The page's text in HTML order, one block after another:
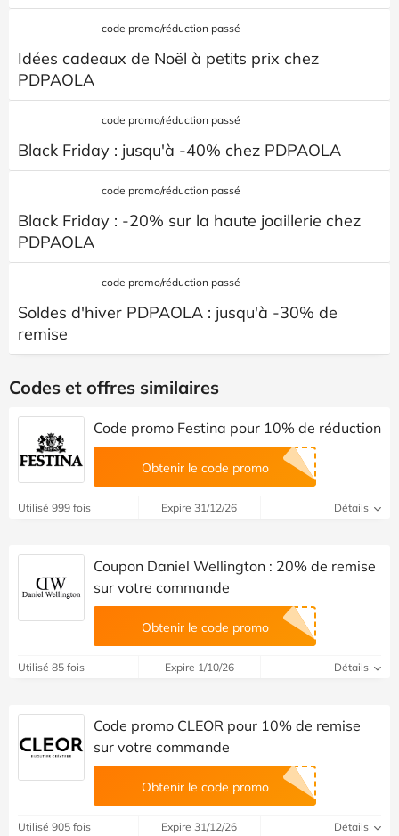
code promo/réduction passé
Idées cadeaux de Noël à petits prix chez
PDPAOLA
code promo/réduction passé
Black Friday : jusqu'à -40% chez PDPAOLA
code promo/réduction passé
Black Friday : -20% sur la haute joaillerie chez
PDPAOLA
code promo/réduction passé
Soldes d'hiver PDPAOLA : jusqu'à -30% de
remise
Codes et offres similaires
Code promo Festina pour 10% de réduction
Obtenir le code promo
Utilisé 999 fois Expire 31/12/26 Détails
Coupon Daniel Wellington : 20% de remise
sur votre commande
Obtenir le code promo
Utilisé 85 fois Expire 1/10/26 Détails
Code promo CLEOR pour 10% de remise
sur votre commande
Obtenir le code promo
Utilisé 905 fois Expire 31/12/26 Détails